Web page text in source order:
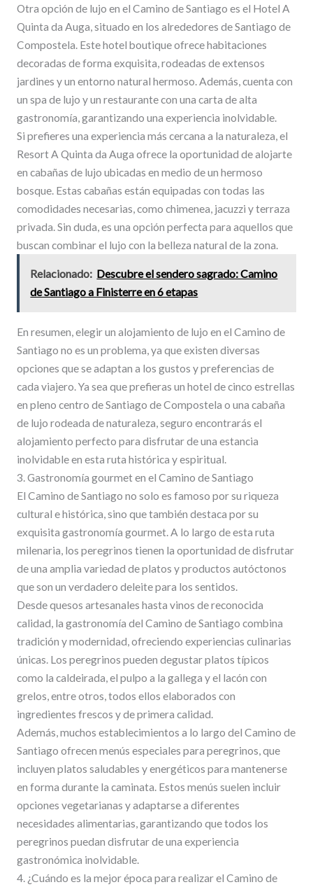
Otra opción de lujo en el Camino de Santiago es el Hotel A
Quinta da Auga, situado en los alrededores de Santiago de
Compostela. Este hotel boutique ofrece habitaciones
decoradas de forma exquisita, rodeadas de extensos
jardines y un entorno natural hermoso. Además, cuenta con
un spa de lujo y un restaurante con una carta de alta
gastronomía, garantizando una experiencia inolvidable.
Si prefieres una experiencia más cercana a la naturaleza, el
Resort A Quinta da Auga ofrece la oportunidad de alojarte
en cabañas de lujo ubicadas en medio de un hermoso
bosque. Estas cabañas están equipadas con todas las
comodidades necesarias, como chimenea, jacuzzi y terraza
privada. Sin duda, es una opción perfecta para aquellos que
buscan combinar el lujo con la belleza natural de la zona.
Relacionado: Descubre el sendero sagrado: Camino
de Santiago a Finisterre en 6 etapas
En resumen, elegir un alojamiento de lujo en el Camino de
Santiago no es un problema, ya que existen diversas
opciones que se adaptan a los gustos y preferencias de
cada viajero. Ya sea que prefieras un hotel de cinco estrellas
en pleno centro de Santiago de Compostela o una cabaña
de lujo rodeada de naturaleza, seguro encontrarás el
alojamiento perfecto para disfrutar de una estancia
inolvidable en esta ruta histórica y espiritual.
3. Gastronomía gourmet en el Camino de Santiago
El Camino de Santiago no solo es famoso por su riqueza
cultural e histórica, sino que también destaca por su
exquisita gastronomía gourmet. A lo largo de esta ruta
milenaria, los peregrinos tienen la oportunidad de disfrutar
de una amplia variedad de platos y productos autóctonos
que son un verdadero deleite para los sentidos.
Desde quesos artesanales hasta vinos de reconocida
calidad, la gastronomía del Camino de Santiago combina
tradición y modernidad, ofreciendo experiencias culinarias
únicas. Los peregrinos pueden degustar platos típicos
como la caldeirada, el pulpo a la gallega y el lacón con
grelos, entre otros, todos ellos elaborados con
ingredientes frescos y de primera calidad.
Además, muchos establecimientos a lo largo del Camino de
Santiago ofrecen menús especiales para peregrinos, que
incluyen platos saludables y energéticos para mantenerse
en forma durante la caminata. Estos menús suelen incluir
opciones vegetarianas y adaptarse a diferentes
necesidades alimentarias, garantizando que todos los
peregrinos puedan disfrutar de una experiencia
gastronómica inolvidable.
4. ¿Cuándo es la mejor época para realizar el Camino de